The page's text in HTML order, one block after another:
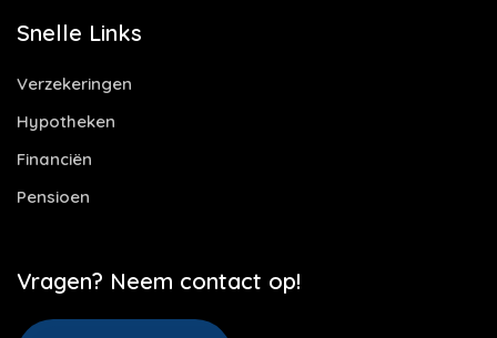
Snelle Links
Verzekeringen
Hypotheken
Financiën
Pensioen
Vragen? Neem contact op!